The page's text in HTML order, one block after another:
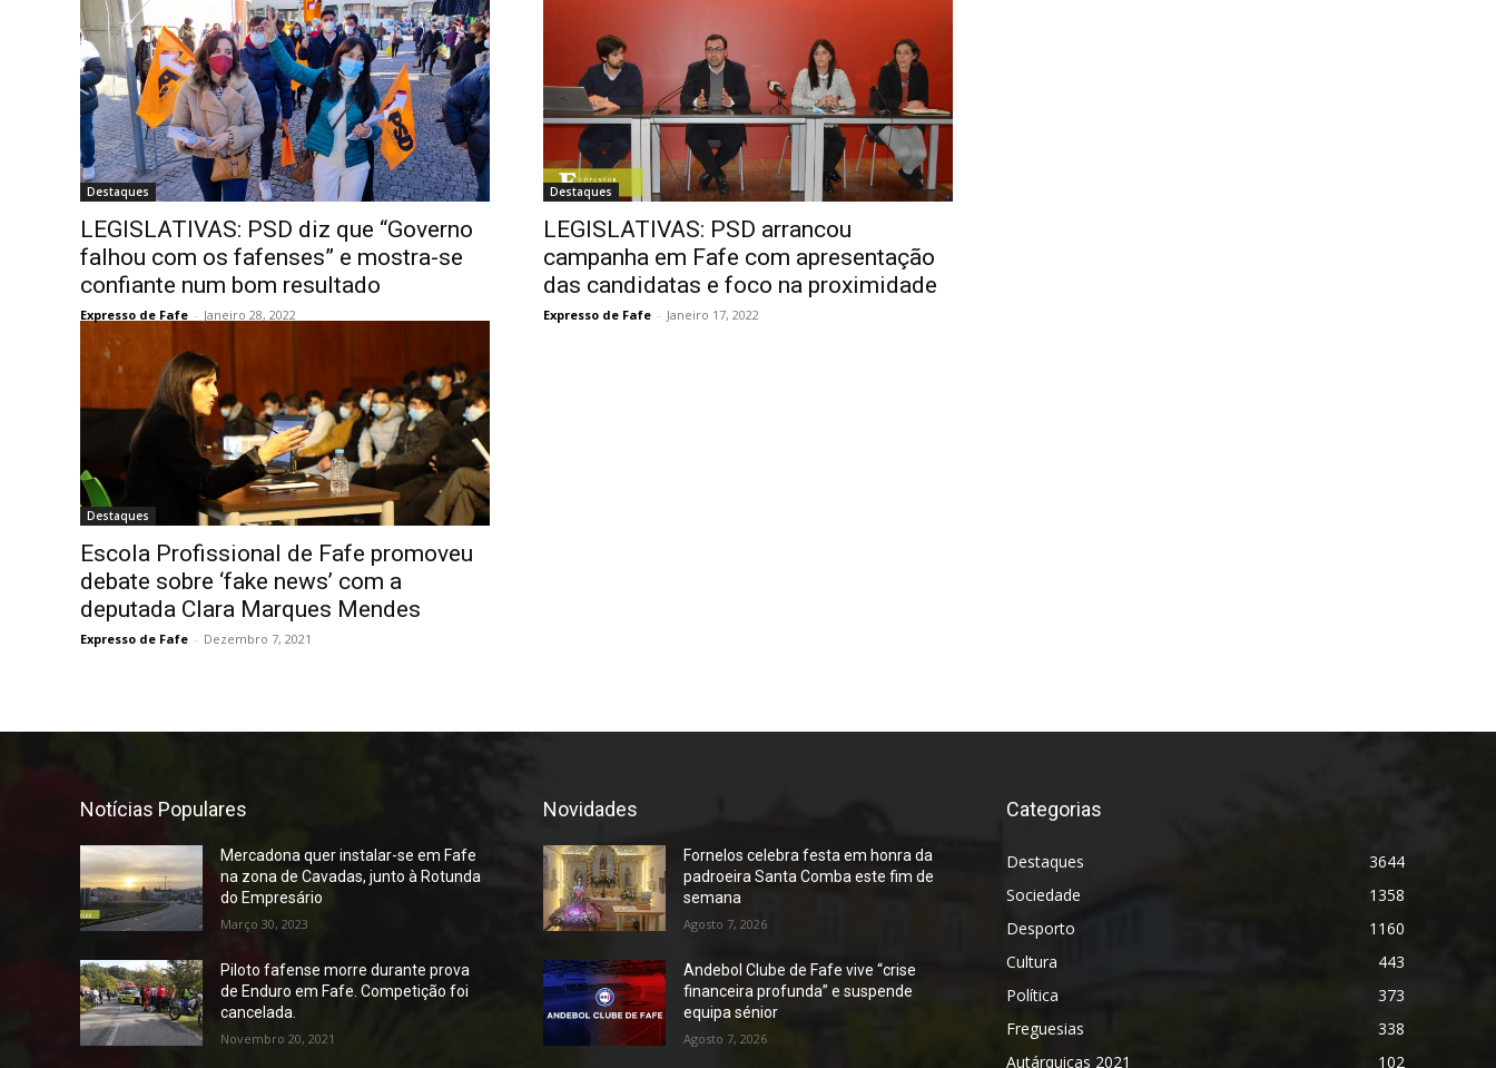
Destaques
LEGISLATIVAS: PSD diz que “Governo
falhou com os fafenses” e mostra-se
confiante num bom resultado
Expresso de Fafe - Janeiro 28, 2022
Destaques
LEGISLATIVAS: PSD arrancou
campanha em Fafe com apresentação
das candidatas e foco na proximidade
Expresso de Fafe - Janeiro 17, 2022
Destaques
Escola Profissional de Fafe promoveu
debate sobre ‘fake news’ com a
deputada Clara Marques Mendes
Expresso de Fafe - Dezembro 7, 2021
Notícias Populares
Mercadona quer instalar-se em Fafe
na zona de Cavadas, junto à Rotunda
do Empresário
Março 30, 2023
Piloto fafense morre durante prova
de Enduro em Fafe. Competição foi
cancelada.
Novembro 20, 2021
Novidades
Fornelos celebra festa em honra da
padroeira Santa Comba este fim de
semana
Agosto 7, 2026
Andebol Clube de Fafe vive “crise
financeira profunda” e suspende
equipa sénior
Agosto 7, 2026
Categorias
Destaques
3644
Sociedade
1358
Desporto
1160
Cultura
443
Política
373
Freguesias
338
Autárquicas 2021
102